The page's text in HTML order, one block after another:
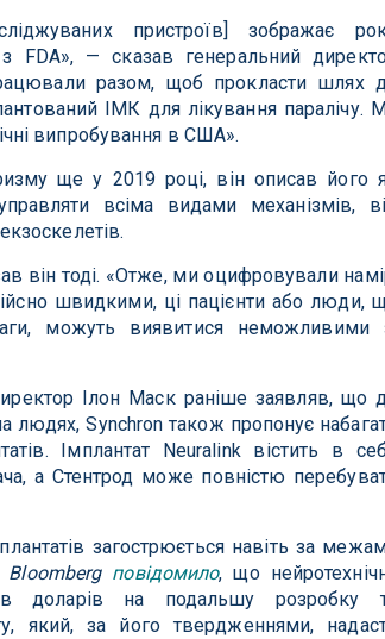
пристроїв] зображає
FDA», — сказав генеральний
разом, щоб прокласти шлях
ІМК для лікування паралічу.
випробування в США».
ще у 2019 році, він описав його
всіма видами механізмів,
він тоді. «Отже, ми оцифровували
швидкими, ці пацієнти або люди,
можуть виявитися неможливими
Ілон Маск раніше заявляв, що
Synchron також пропонує
Імплантат Neuralink вістить в
а Стентрод може повністю
загострюється навіть за
Bloomberg повідомило, що
доларів на подальшу розробку
який, за його твердженнями,